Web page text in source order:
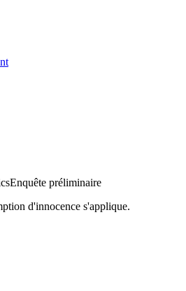
Enquête préliminaire
d'innocence s'applique.